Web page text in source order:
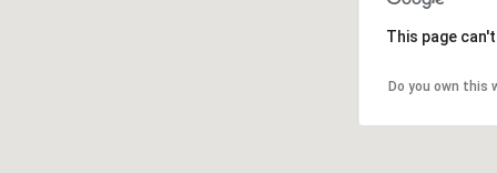
This page
Do you own this